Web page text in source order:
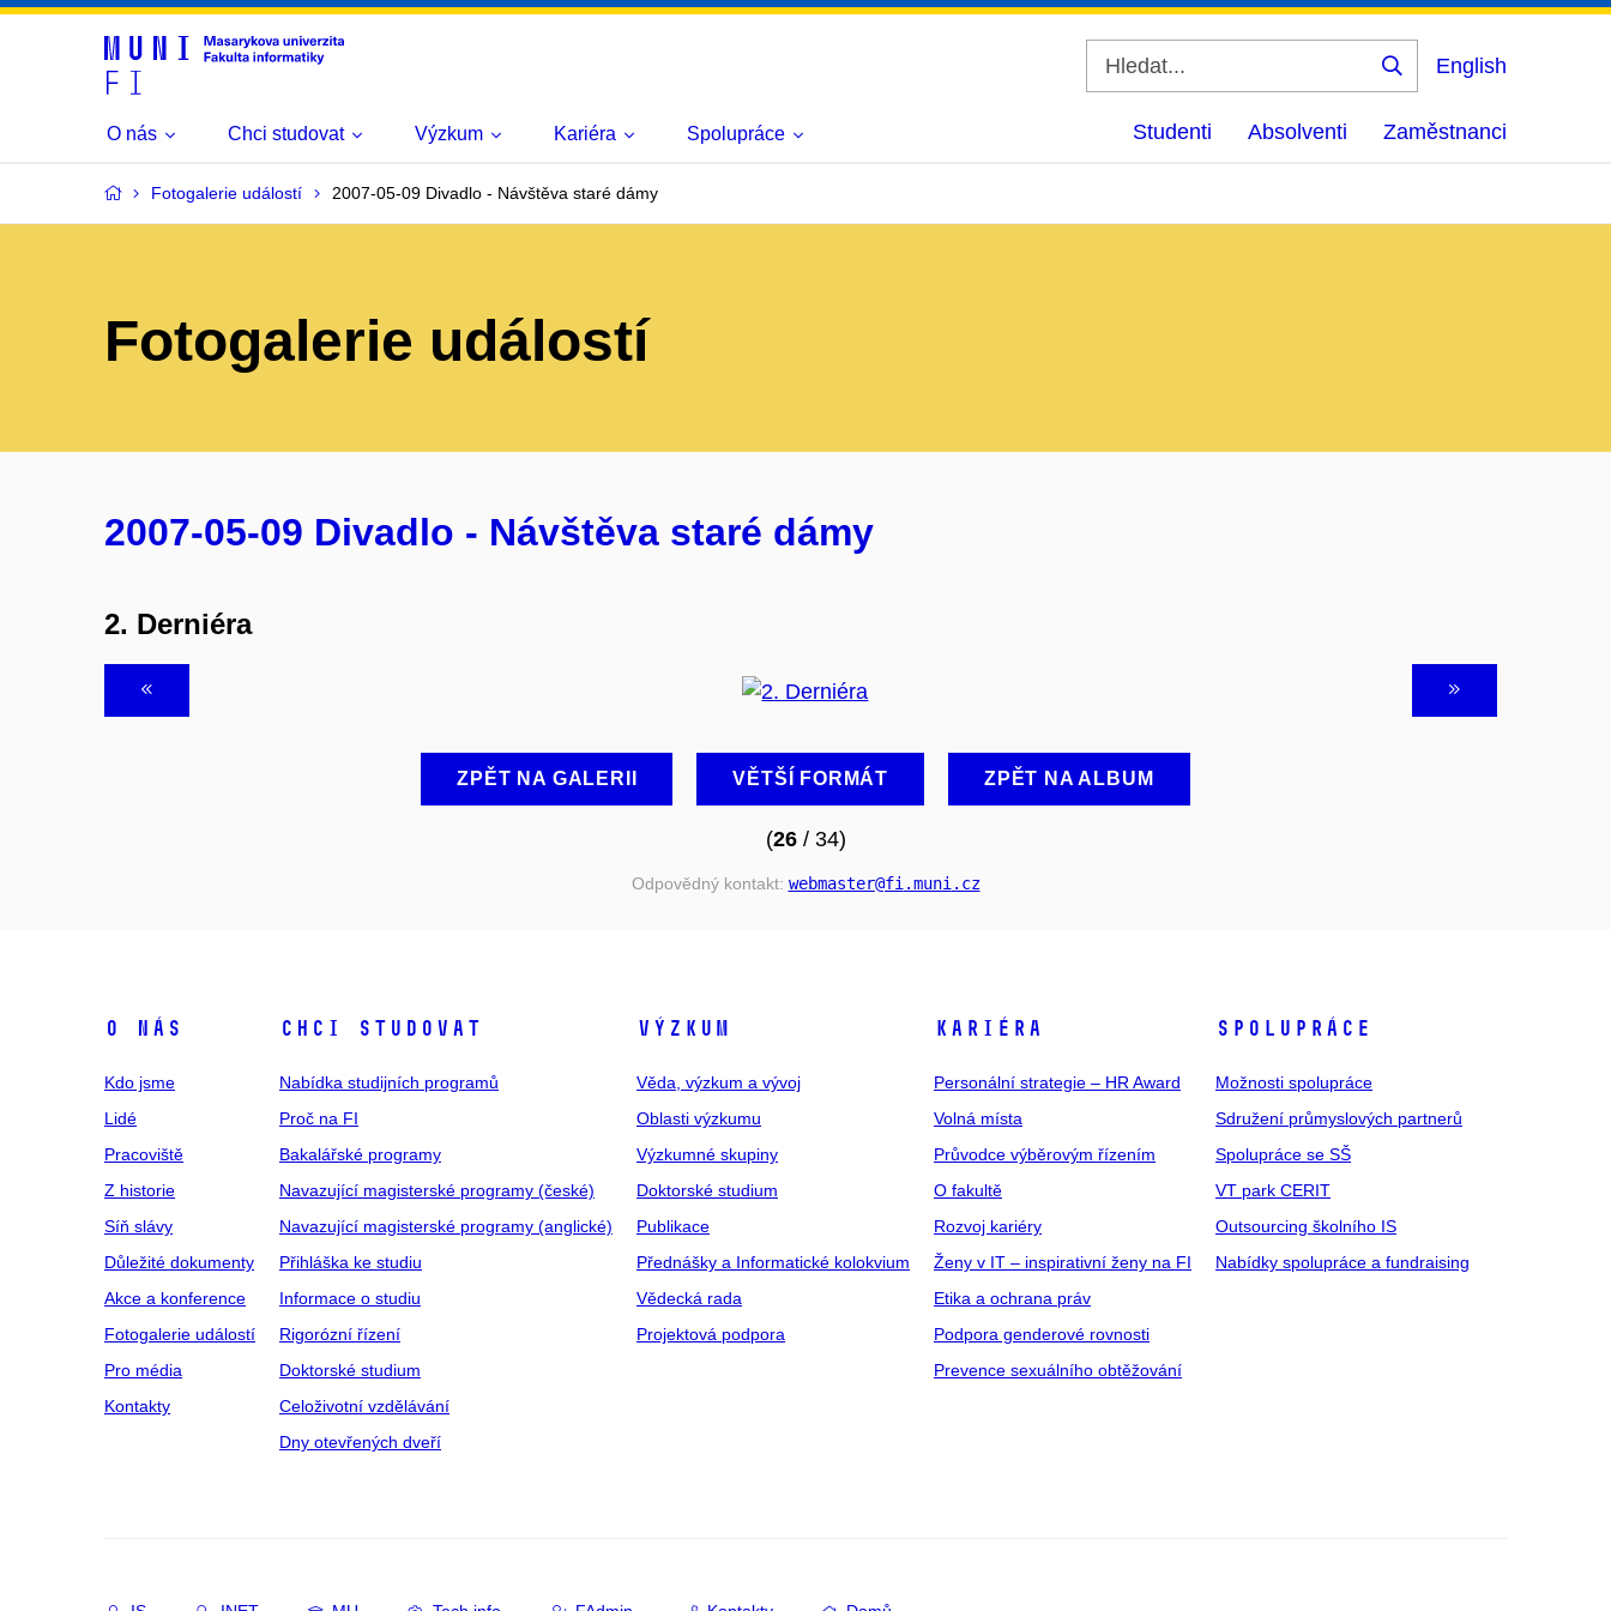
Vyhledat
English
O nás Chci studovat Výzkum Kariéra Spolupráce Studenti Absolventi Zaměstnanci
Fotogalerie událostí 2007-05-09 Divadlo - Návštěva staré dámy
Fotogalerie událostí
2007-05-09 Divadlo - Návštěva staré dámy
2. Derniéra
ZPĚT NA GALERII VĚTŠÍ FORMÁT ZPĚT NA ALBUM
(26/ 34)
Odpovědný kontakt: webmaster@fi .muni .cz
O NÁS
Kdo jsme
Lidé
Pracoviště
Z historie
Síň slávy
Důležité dokumenty
Akce a konference
Fotogalerie událostí
Pro média
Kontakty
CHCI STUDOVAT
Nabídka studijních programů
Proč na FI
Bakalářské programy
Navazující magisterské programy (české)
Navazující magisterské programy (anglické)
Přihláška ke studiu
Informace o studiu
Rigorózní řízení
Doktorské studium
Celoživotní vzdělávání
Dny otevřených dveří
VÝZKUM
Věda, výzkum a vývoj
Oblasti výzkumu
Výzkumné skupiny
Doktorské studium
Publikace
Přednášky a Informatické kolokvium
Vědecká rada
Projektová podpora
KARIÉRA
Personální strategie – HR Award
Volná místa
Průvodce výběrovým řízením
O fakultě
Rozvoj kariéry
Ženy v IT – inspirativní ženy na FI
Etika a ochrana práv
Podpora genderové rovnosti
Prevence sexuálního obtěžování
SPOLUPRÁCE
Možnosti spolupráce
Sdružení průmyslových partnerů
Spolupráce se SŠ
VT park CERIT
Outsourcing školního IS
Nabídky spolupráce a fundraising